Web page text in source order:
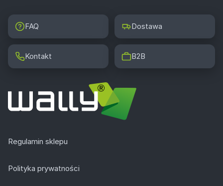
FAQ Dostawa
Kontakt B2B
Regulamin sklepu
Polityka prywatności